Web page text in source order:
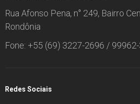
Rua Afonso Pena, n° 249, Bairro
Rondônia
Fone: +55 (69) 3227-2696 /
Redes Sociais